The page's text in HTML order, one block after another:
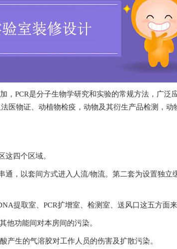
是分子生物学研究和实验的常规方法，广泛应用于
法医物证、动植物检疫，动物及其衍生产品检测
四个区域。
，以套间方式进入人流/物流。第二套为设置独立
、PCR扩增室、检测室、送风口这五方面来考
功能间对本房间的污染。
产生的气溶胶对工作人员的伤害及扩散污染。